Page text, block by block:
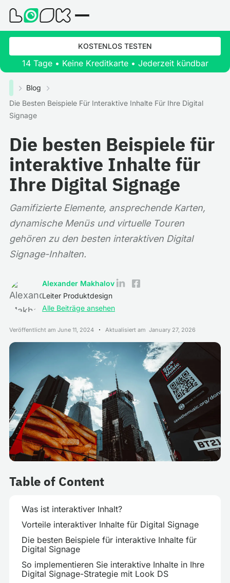
KOSTENLOS TESTEN
14 Tage • Keine Kreditkarte • Jederzeit kündbar
Blog
Die Besten Beispiele Für Interaktive Inhalte Für Ihre Digital
Signage
Die besten Beispiele für
interaktive Inhalte für
Ihre Digital Signage
Gamifizierte Elemente, ansprechende Karten,
dynamische Menüs und virtuelle Touren
gehören zu den besten interaktiven Digital
Signage-Inhalten.
Alexander Makhalov
Leiter Produktdesign
Alle Beiträge ansehen
Veröffentlicht am June 11, 2024 Aktualisiert am January 27, 2026
Table of Content
Was ist interaktiver Inhalt?
Vorteile interaktiver Inhalte für Digital Signage
Die besten Beispiele für interaktive Inhalte für
Digital Signage
So implementieren Sie interaktive Inhalte in Ihre
Digital Signage-Strategie mit Look DS